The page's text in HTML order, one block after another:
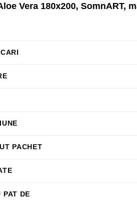
Vera 180x200, SomnART,
PACHET
PAT DE